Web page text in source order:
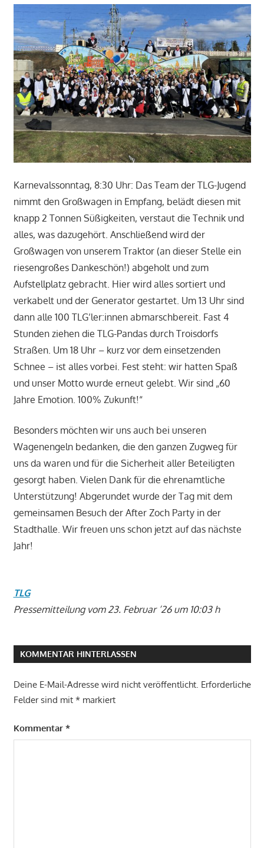
Karnevalssonntag, 8:30 Uhr: Das Team der TLG-Jugend
nimmt den Großwagen in Empfang, belädt diesen mit
knapp 2 Tonnen Süßigkeiten, verstaut die Technik und
alles, was dazugehört. Anschließend wird der
Großwagen von unserem Traktor (an dieser Stelle ein
riesengroßes Dankeschön!) abgeholt und zum
Aufstellplatz gebracht. Hier wird alles sortiert und
verkabelt und der Generator gestartet. Um 13 Uhr sind
dann alle 100 TLG’ler:innen abmarschbereit. Fast 4
Stunden ziehen die TLG-Pandas durch Troisdorfs
Straßen. Um 18 Uhr – kurz vor dem einsetzenden
Schnee – ist alles vorbei. Fest steht: wir hatten Spaß
und unser Motto wurde erneut gelebt. Wir sind „60
Jahre Emotion. 100% Zukunft!“
Besonders möchten wir uns auch bei unseren
Wagenengeln bedanken, die den ganzen Zugweg für
uns da waren und für die Sicherheit aller Beteiligten
gesorgt haben. Vielen Dank für die ehrenamtliche
Unterstützung! Abgerundet wurde der Tag mit dem
gemeinsamen Besuch der After Zoch Party in der
Stadthalle. Wir freuen uns schon jetzt auf das nächste
Jahr!
TLG
Pressemitteilung vom 23. Februar ’26 um 10:03 h
KOMMENTAR HINTERLASSEN
Deine E-Mail-Adresse wird nicht veröffentlicht. Erforderliche
Felder sind mit *markiert
Kommentar *